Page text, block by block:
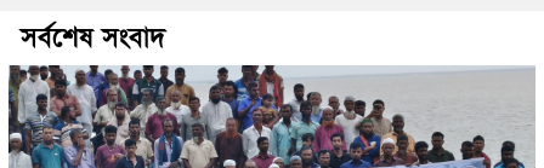
সর্বশেষ সংবাদ